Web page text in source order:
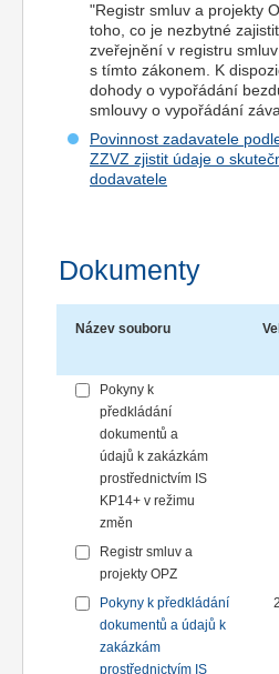
"Registr smluv a projekty
toho, co je nezbytné
zveřejnění v registru
s tímto zákonem. K
dohody o vypořádání
smlouvy o vypořádání
Povinnost zadavatele
ZZVZ zjistit údaje o
dodavatele
Dokumenty
Název souboru
Pokyny k
předkládání
dokumentů a
údajů k zakázkám
prostřednictvím IS
KP14+ v režimu
změn
Registr smluv a
projekty OPZ
Pokyny k předkládání
dokumentů a údajů k
zakázkám
prostřednictvím IS